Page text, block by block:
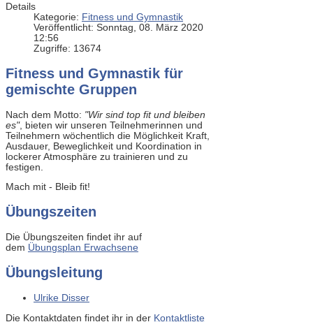
Details
Kategorie: Fitness und Gymnastik
Veröffentlicht: Sonntag, 08. März 2020
12:56
Zugriffe: 13674
Fitness und Gymnastik für
gemischte Gruppen
Nach dem Motto: "Wir sind top fit und bleiben
es", bieten wir unseren Teilnehmerinnen und
Teilnehmern wöchentlich die Möglichkeit Kraft,
Ausdauer, Beweglichkeit und Koordination in
lockerer Atmosphäre zu trainieren und zu
festigen.
Mach mit - Bleib fit!
Übungszeiten
Die Übungszeiten findet ihr auf
dem Übungsplan Erwachsene
Übungsleitung
Ulrike Disser
Die Kontaktdaten findet ihr in der Kontaktliste